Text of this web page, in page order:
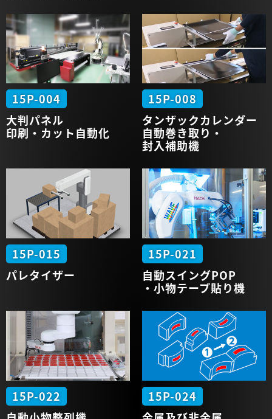
15P-004
大判パネル
印刷・カット自動化
15P-008
タンザックカレンダー
自動巻き取り・
封入補助機
15P-015
パレタイザー
15P-021
自動スイングPOP
・小物テープ貼り機
15P-022
15P-024